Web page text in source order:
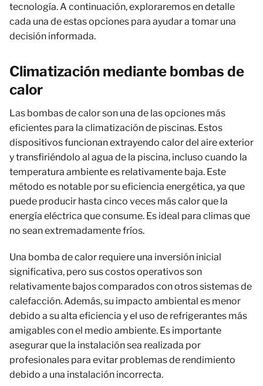
tecnología. A continuación, exploraremos en detalle
cada una de estas opciones para ayudar a tomar una
decisión informada.
Climatización mediante bombas de
calor
Las bombas de calor son una de las opciones más
eficientes para la climatización de piscinas. Estos
dispositivos funcionan extrayendo calor del aire exterior
y transfiriéndolo al agua de la piscina, incluso cuando la
temperatura ambiente es relativamente baja. Este
método es notable por su eficiencia energética, ya que
puede producir hasta cinco veces más calor que la
energía eléctrica que consume. Es ideal para climas que
no sean extremadamente fríos.
Una bomba de calor requiere una inversión inicial
significativa, pero sus costos operativos son
relativamente bajos comparados con otros sistemas de
calefacción. Además, su impacto ambiental es menor
debido a su alta eficiencia y el uso de refrigerantes más
amigables con el medio ambiente. Es importante
asegurar que la instalación sea realizada por
profesionales para evitar problemas de rendimiento
debido a una instalación incorrecta.